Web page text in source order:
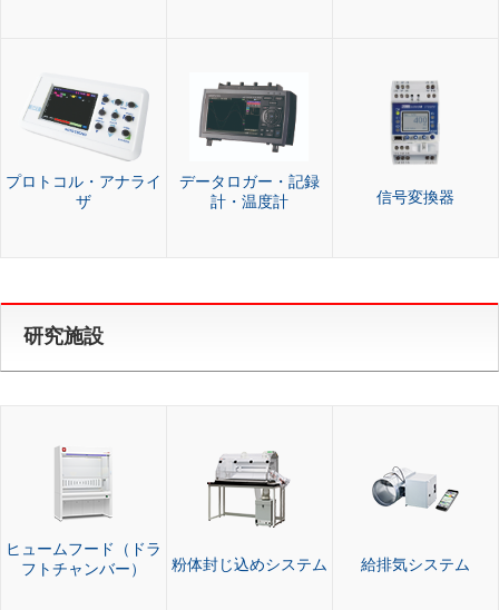
プロトコル・アナライ
ザ
データロガー・記録
計・温度計
信号変換器
研究施設
ヒュームフード（ドラ
フトチャンバー）
粉体封じ込めシステム 給排気システム